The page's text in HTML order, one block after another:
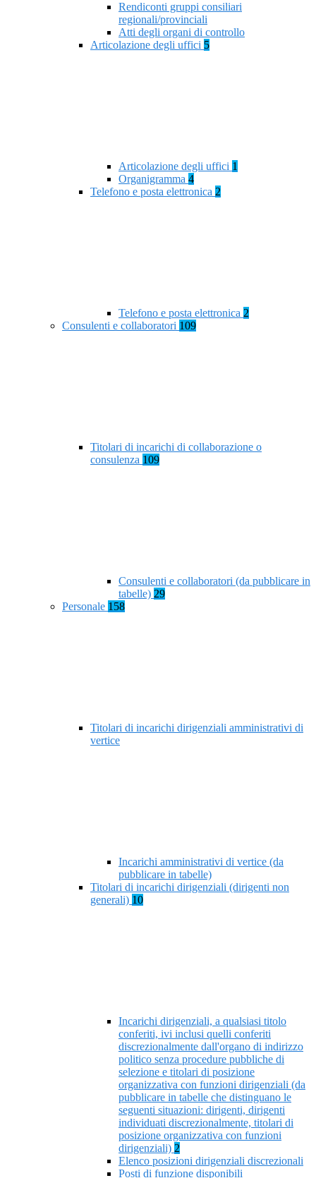
Rendiconti gruppi consiliari
regionali/provinciali
Atti degli organi di controllo
Articolazione degli uffici 5
Articolazione degli uffici 1
Organigramma 4
Telefono e posta elettronica 2
Telefono e posta elettronica 2
Consulenti e collaboratori 109
Titolari di incarichi di collaborazione o
consulenza 109
Consulenti e collaboratori (da pubblicare in
tabelle) 29
Personale 158
Titolari di incarichi dirigenziali amministrativi di
vertice
Incarichi amministrativi di vertice (da
pubblicare in tabelle)
Titolari di incarichi dirigenziali (dirigenti non
generali) 10
Incarichi dirigenziali, a qualsiasi titolo
conferiti, ivi inclusi quelli conferiti
discrezionalmente dall'organo di indirizzo
politico senza procedure pubbliche di
selezione e titolari di posizione
organizzativa con funzioni dirigenziali (da
pubblicare in tabelle che distinguano le
seguenti situazioni: dirigenti, dirigenti
individuati discrezionalmente, titolari di
posizione organizzativa con funzioni
dirigenziali) 2
Elenco posizioni dirigenziali discrezionali
Posti di funzione disponibili